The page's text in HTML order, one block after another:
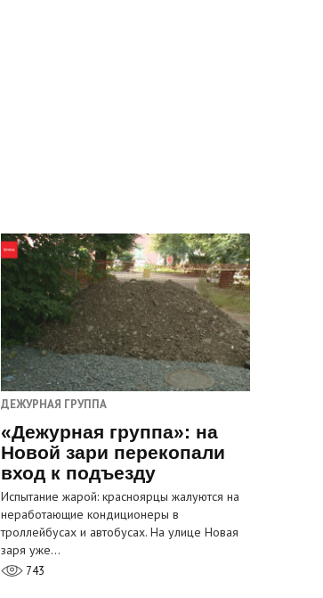
ДЕЖУРНАЯ ГРУППА
«Дежурная группа»: на
Новой зари перекопали
вход к подъезду
Испытание жарой: красноярцы жалуются на
неработающие кондиционеры в
троллейбусах и автобусах. На улице Новая
заря уже…
743